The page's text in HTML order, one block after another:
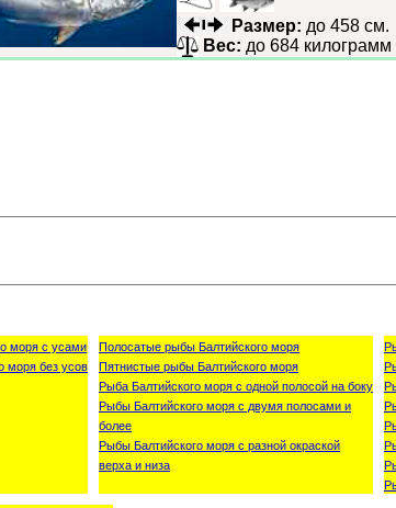
Размер: до 458 см.
Вес: до 684 килограмм
моря с усами
моря без усов
Полосатые рыбы Балтийского моря
Пятнистые рыбы Балтийского моря
Рыба Балтийского моря с одной полосой на боку
Рыбы Балтийского моря с двумя полосами и
более
Рыбы Балтийского моря с разной окраской
верха и низа